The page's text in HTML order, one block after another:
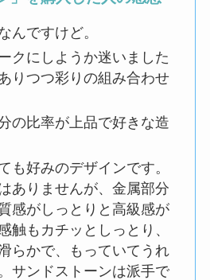
んですけど。
クにしようか迷いました
りつつ彩りの組み合わせ
の比率が上品で好きな造
も好みのデザインです。
ありませんが、金属部分
感がしっとりと高級感が
触もカチッとしっとり、
らかで、もっていてうれ
サンドストーンは派手で